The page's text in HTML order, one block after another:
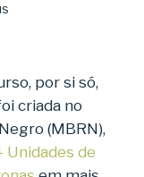
por si só,
criada no
(MBRN),
Unidades de